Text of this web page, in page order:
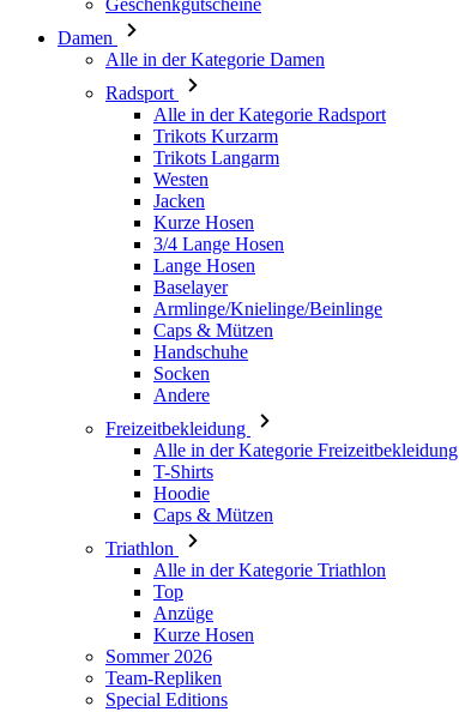
Geschenkgutscheine
Damen
Alle in der Kategorie Damen
Radsport
Alle in der Kategorie Radsport
Trikots Kurzarm
Trikots Langarm
Westen
Jacken
Kurze Hosen
3/4 Lange Hosen
Lange Hosen
Baselayer
Armlinge/Knielinge/Beinlinge
Caps & Mützen
Handschuhe
Socken
Andere
Freizeitbekleidung
Alle in der Kategorie Freizeitbekleidung
T-Shirts
Hoodie
Caps & Mützen
Triathlon
Alle in der Kategorie Triathlon
Top
Anzüge
Kurze Hosen
Sommer 2026
Team-Repliken
Special Editions